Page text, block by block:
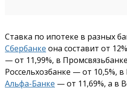
Ставка по ипотеке в разных
Сбербанке она составит от
— от 11,99%, в
Россельхозбанке — от 10,5%,
Альфа-Банке — от 11,69%, а в